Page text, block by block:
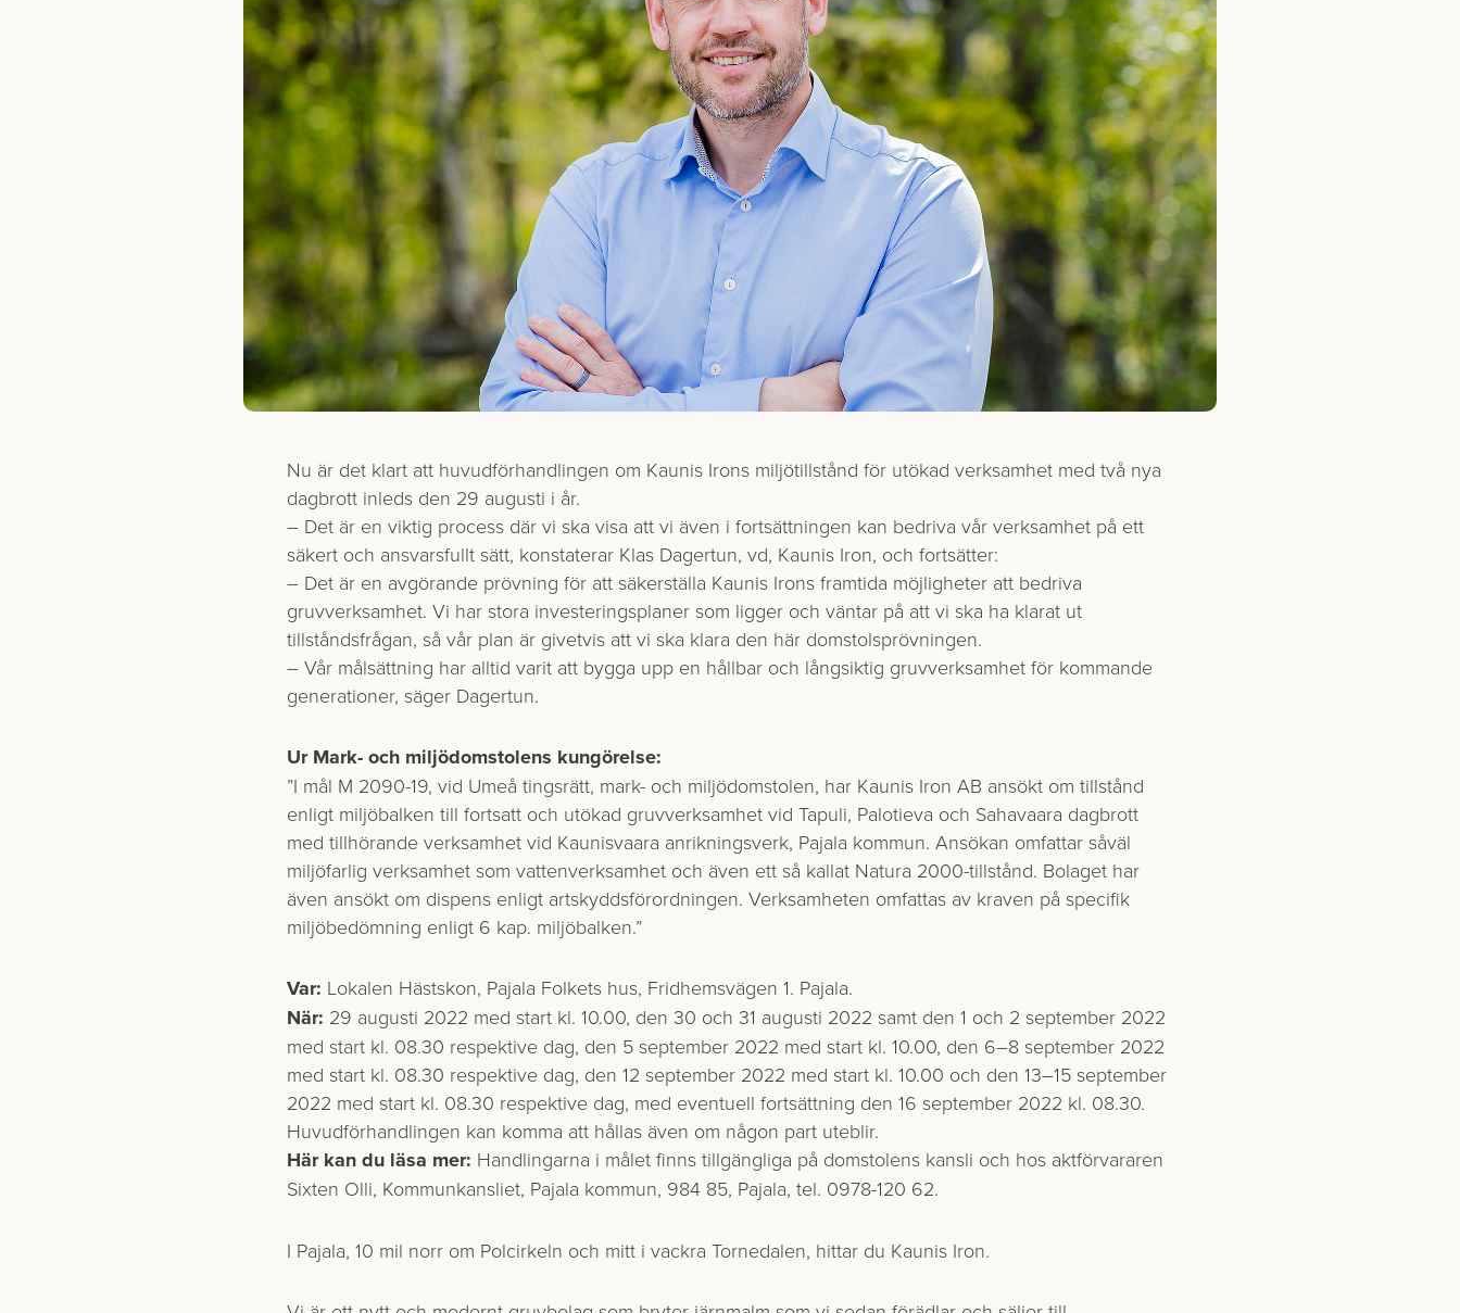
Nu är det klart att huvudförhandlingen om Kaunis Irons miljötillstånd för utökad verksamhet med två nya
dagbrott inleds den 29 augusti i år.
– Det är en viktig process där vi ska visa att vi även i fortsättningen kan bedriva vår verksamhet på ett
säkert och ansvarsfullt sätt, konstaterar Klas Dagertun, vd, Kaunis Iron, och fortsätter:
– Det är en avgörande prövning för att säkerställa Kaunis Irons framtida möjligheter att bedriva
gruvverksamhet. Vi har stora investeringsplaner som ligger och väntar på att vi ska ha klarat ut
tillståndsfrågan, så vår plan är givetvis att vi ska klara den här domstolsprövningen.
– Vår målsättning har alltid varit att bygga upp en hållbar och långsiktig gruvverksamhet för kommande
generationer, säger Dagertun.
Ur Mark- och miljödomstolens kungörelse:
”I mål M 2090-19, vid Umeå tingsrätt, mark- och miljödomstolen, har Kaunis Iron AB ansökt om tillstånd
enligt miljöbalken till fortsatt och utökad gruvverksamhet vid Tapuli, Palotieva och Sahavaara dagbrott
med tillhörande verksamhet vid Kaunisvaara anrikningsverk, Pajala kommun. Ansökan omfattar såväl
miljöfarlig verksamhet som vattenverksamhet och även ett så kallat Natura 2000-tillstånd. Bolaget har
även ansökt om dispens enligt artskyddsförordningen. Verksamheten omfattas av kraven på specifik
miljöbedömning enligt 6 kap. miljöbalken.”
Var: Lokalen Hästskon, Pajala Folkets hus, Fridhemsvägen 1. Pajala.
När: 29 augusti 2022 med start kl. 10.00, den 30 och 31 augusti 2022 samt den 1 och 2 september 2022
med start kl. 08.30 respektive dag, den 5 september 2022 med start kl. 10.00, den 6–8 september 2022
med start kl. 08.30 respektive dag, den 12 september 2022 med start kl. 10.00 och den 13–15 september
2022 med start kl. 08.30 respektive dag, med eventuell fortsättning den 16 september 2022 kl. 08.30.
Huvudförhandlingen kan komma att hållas även om någon part uteblir.
Här kan du läsa mer: Handlingarna i målet finns tillgängliga på domstolens kansli och hos aktförvararen
Sixten Olli, Kommunkansliet, Pajala kommun, 984 85, Pajala, tel. 0978-120 62.
I Pajala, 10 mil norr om Polcirkeln och mitt i vackra Tornedalen, hittar du Kaunis Iron.